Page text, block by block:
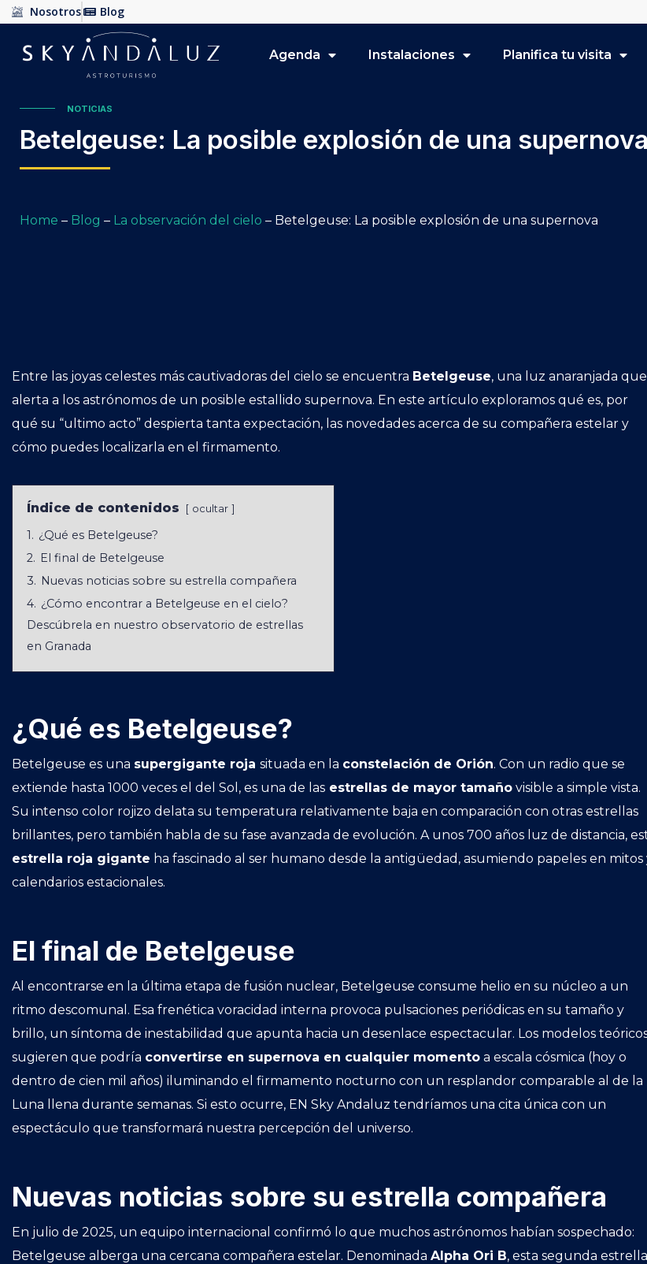
Nosotros Blog
Agenda Instalaciones Planifica tu visita
NOTICIAS
Betelgeuse: La posible explosión de una supernova
Home – Blog – La observación del cielo – Betelgeuse: La posible explosión de una supernova
Entre las joyas celestes más cautivadoras del cielo se encuentra Betelgeuse, una luz anaranjada que
alerta a los astrónomos de un posible estallido supernova. En este artículo exploramos qué es, por
qué su “ultimo acto” despierta tanta expectación, las novedades acerca de su compañera estelar y
cómo puedes localizarla en el firmamento.
Índice de contenidos ocultar
1. ¿Qué es Betelgeuse?
2. El final de Betelgeuse
3. Nuevas noticias sobre su estrella compañera
4. ¿Cómo encontrar a Betelgeuse en el cielo?
Descúbrela en nuestro observatorio de estrellas
en Granada
¿Qué es Betelgeuse?
Betelgeuse es una supergigante roja situada en la constelación de Orión. Con un radio que se
extiende hasta 1000 veces el del Sol, es una de las estrellas de mayor tamaño visible a simple vista.
Su intenso color rojizo delata su temperatura relativamente baja en comparación con otras estrellas
brillantes, pero también habla de su fase avanzada de evolución. A unos 700 años luz de distancia,
estrella roja gigante ha fascinado al ser humano desde la antigüedad, asumiendo papeles en mitos
calendarios estacionales.
El final de Betelgeuse
Al encontrarse en la última etapa de fusión nuclear, Betelgeuse consume helio en su núcleo a un
ritmo descomunal. Esa frenética voracidad interna provoca pulsaciones periódicas en su tamaño y
brillo, un síntoma de inestabilidad que apunta hacia un desenlace espectacular. Los modelos
sugieren que podría convertirse en supernova en cualquier momento a escala cósmica (hoy o
dentro de cien mil años) iluminando el firmamento nocturno con un resplandor comparable al de la
Luna llena durante semanas. Si esto ocurre, EN Sky Andaluz tendríamos una cita única con un
espectáculo que transformará nuestra percepción del universo.
Nuevas noticias sobre su estrella compañera
En julio de 2025, un equipo internacional confirmó lo que muchos astrónomos habían sospechado:
Betelgeuse alberga una cercana compañera estelar. Denominada Alpha Ori B, esta segunda estrella